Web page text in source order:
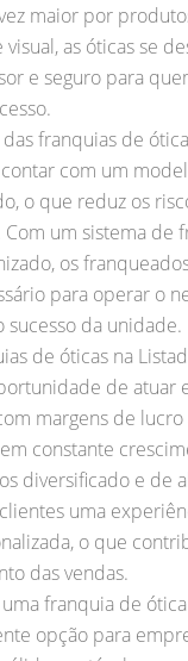
maior por
as óticas se
e seguro para
franquias de
com um
o que reduz os
um sistema de
os
para operar o
sucesso da unidade.
de óticas na
de atuar
margens de lucro
constante
diversificado e de
uma
o que
das vendas.
franquia de
opção para